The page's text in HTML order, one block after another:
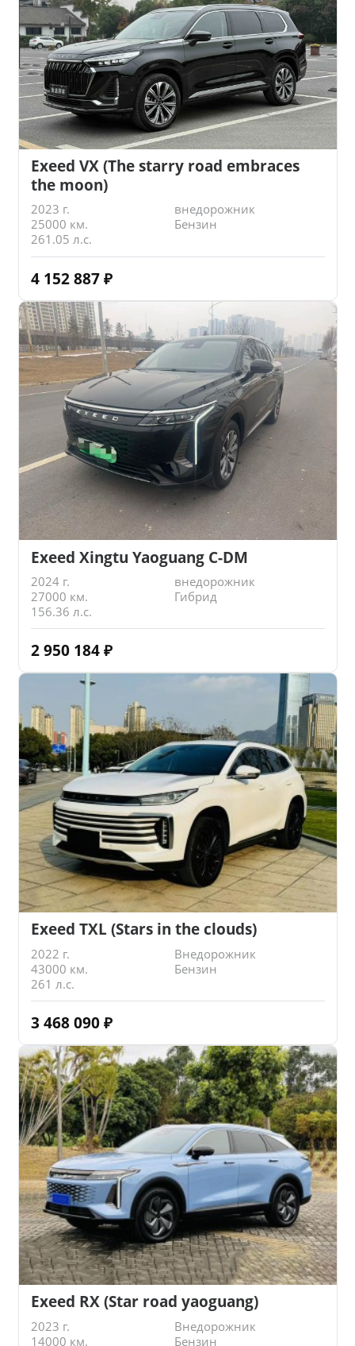
Exeed VX (The starry road embraces
the moon)
2023 г.
внедорожник
25000 км.
Бензин
261.05 л.с.
4 152 887 ₽
Exeed Xingtu Yaoguang C-DM
2024 г.
внедорожник
27000 км.
Гибрид
156.36 л.с.
2 950 184 ₽
Exeed TXL (Stars in the clouds)
2022 г.
Внедорожник
43000 км.
Бензин
261 л.с.
3 468 090 ₽
Exeed RX (Star road yaoguang)
2023 г.
Внедорожник
14000 км.
Бензин